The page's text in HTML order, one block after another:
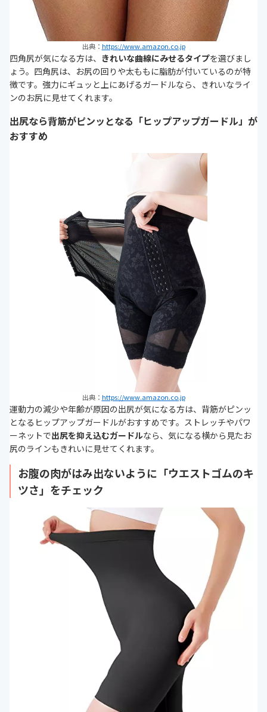
出典： https://www.amazon.co.jp
四角尻が気になる方は、 きれいな曲線にみせるタイプを選びまし
ょう。四角尻は、お尻の回りや太ももに脂肪が付いているのが特
徴です。強力にギュッと上にあげるガードルなら、きれいなライ
ンのお尻に見せてくれます。
出尻なら背筋がピンッとなる「ヒップアップガードル」が
おすすめ
出典： https://www.amazon.co.jp
運動力の減少や年齢が原因の出尻が気になる方は、背筋がピンッ
となるヒップアップガードルがおすすめです。ストレッチやパワ
ーネットで出尻を抑え込むガードルなら、気になる横から見たお
尻のラインもきれいに見せてくれます。
お腹の肉がはみ出ないように「ウエストゴムのキ
ツさ」をチェック